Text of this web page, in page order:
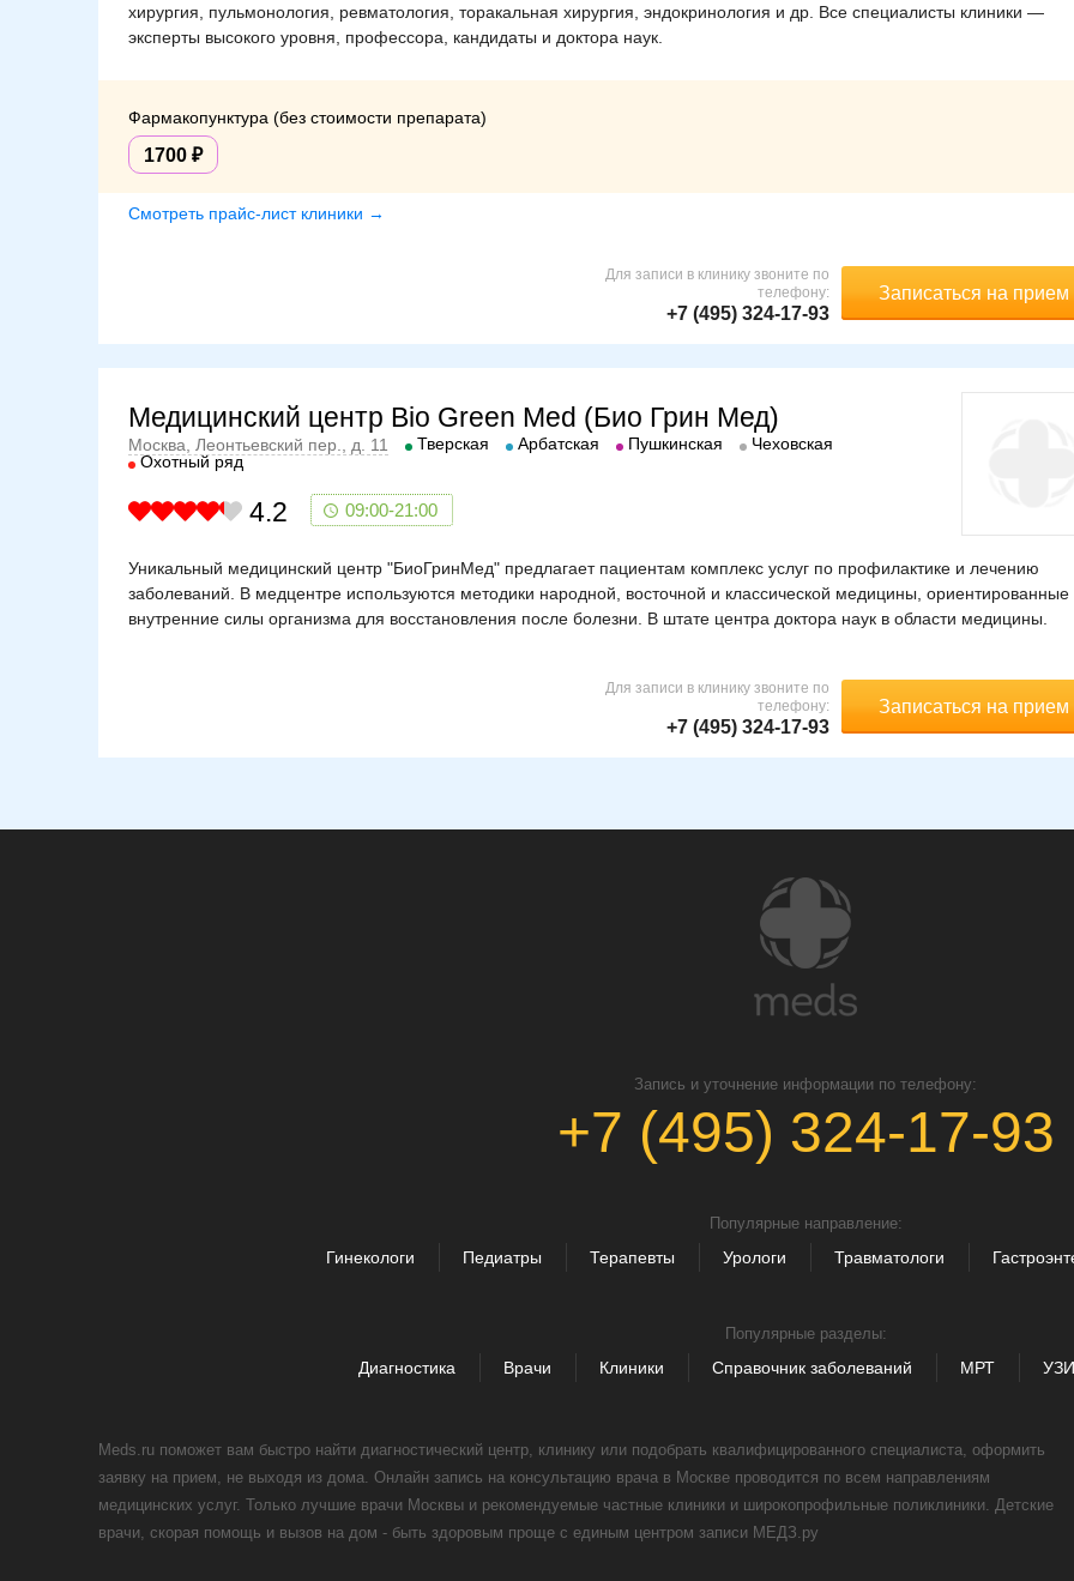
хирургия, пульмонология, ревматология, торакальная хирургия, эндокринология и др. Все специалисты клиники —
эксперты высокого уровня, профессора, кандидаты и доктора наук.
Фармакопунктура (без стоимости препарата)
1700
Смотреть прайс-лист клиники →
Записаться на прием
Для записи в клинику звоните по
телефону:
+7 (495) 324-17-93
Медицинский центр Bio Green Med (Био Грин Мед)
Москва, Леонтьевский пер., д. 11 Тверская Арбатская Пушкинская
Чеховская
Охотный ряд
4.2 09:00-21:00
Уникальный медицинский центр "БиоГринМед" предлагает пациентам комплекс услуг по профилактике и лечению
заболеваний. В медцентре используются методики народной, восточной и классической медицины, ориентированные
внутренние силы организма для восстановления после болезни. В штате центра доктора наук в области медицины.
Записаться на прием
Для записи в клинику звоните по
телефону:
+7 (495) 324-17-93
Запись и уточнение информации по телефону:
+7 (495) 324-17-93
Популярные направление:
Гинекологи Педиатры Терапевты Урологи Травматологи
Популярные разделы:
Диагностика Врачи Клиники Справочник заболеваний МРТ УЗИ
Meds.ru поможет вам быстро найти диагностический центр, клинику или подобрать квалифицированного специалиста, оформить
заявку на прием, не выходя из дома. Онлайн запись на консультацию врача в Москве проводится по всем направлениям
медицинских услуг. Только лучшие врачи Москвы и рекомендуемые частные клиники и широкопрофильные поликлиники. Детские
врачи, скорая помощь и вызов на дом - быть здоровым проще с единым центром записи МЕДЗ.ру